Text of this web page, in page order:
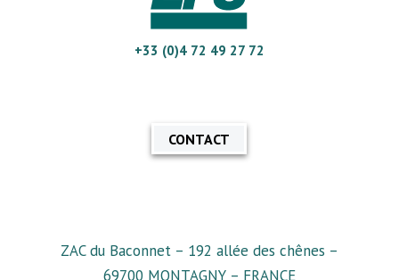
+33 (0)4 72 49 27 72
CONTACT
ZAC du Baconnet – 192 allée des chênes –
69700 MONTAGNY – FRANCE